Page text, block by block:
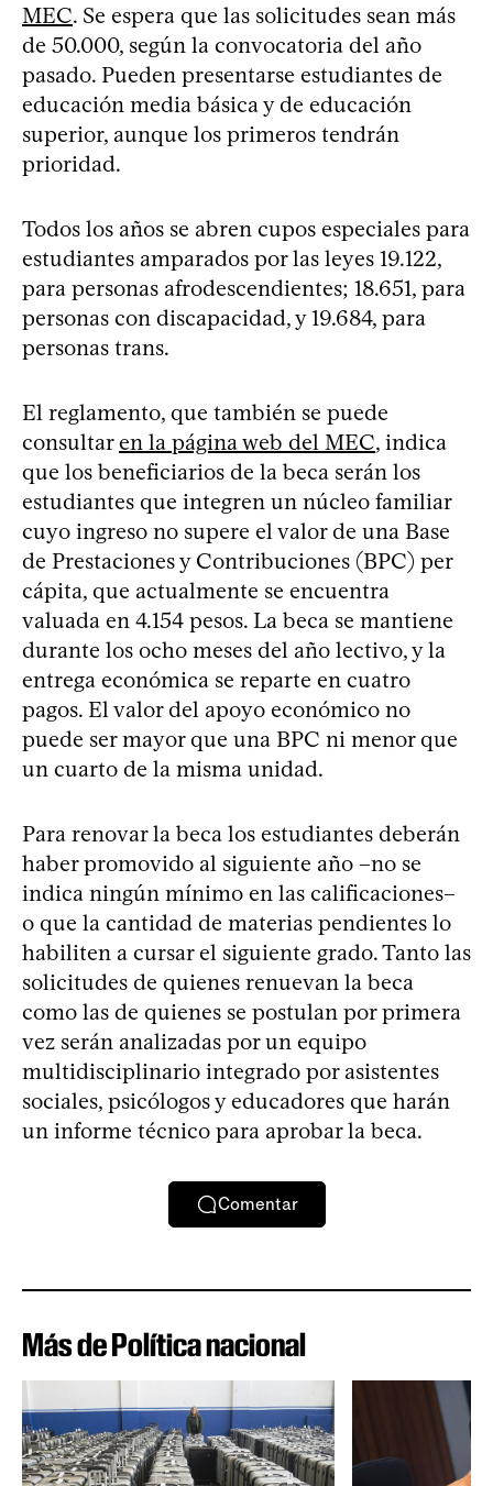
MEC. Se espera que las solicitudes sean más
de 50.000, según la convocatoria del año
pasado. Pueden presentarse estudiantes de
educación media básica y de educación
superior, aunque los primeros tendrán
prioridad.
Todos los años se abren cupos especiales para
estudiantes amparados por las leyes 19.122,
para personas afrodescendientes; 18.651, para
personas con discapacidad, y 19.684, para
personas trans.
El reglamento, que también se puede
consultaren la página web del MEC, indica
que los beneficiarios de la beca serán los
estudiantes que integren un núcleo familiar
cuyo ingreso no supere el valor de una Base
de Prestaciones y Contribuciones (BPC) per
cápita, que actualmente se encuentra
valuada en 4.154 pesos. La beca se mantiene
durante los ocho meses del año lectivo, y la
entrega económica se reparte en cuatro
pagos. El valor del apoyo económico no
puede ser mayor que una BPC ni menor que
un cuarto de la misma unidad.
Para renovar la beca los estudiantes deberán
haber promovido al siguiente año –no se
indica ningún mínimo en las calificaciones–
o que la cantidad de materias pendientes lo
habiliten a cursar el siguiente grado. Tanto las
solicitudes de quienes renuevan la beca
como las de quienes se postulan por primera
vez serán analizadas por un equipo
multidisciplinario integrado por asistentes
sociales, psicólogos y educadores que harán
un informe técnico para aprobar la beca.
Comentar
Más de Política nacional